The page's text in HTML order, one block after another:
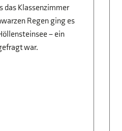
das Klassenzimmer
Regen ging es
– ein
war.